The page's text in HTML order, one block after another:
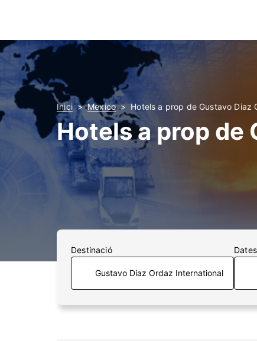
Inici Mexico Hotels a prop de Gustavo Diaz
Hotels a prop de
Destinació Dates